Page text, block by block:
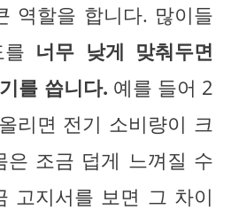
역할을 합니다. 많이들
너무 낮게 맞춰두면
를 씁니다. 예를 들어 2
리면 전기 소비량이 크
은 조금 덥게 느껴질 수
고지서를 보면 그 차이